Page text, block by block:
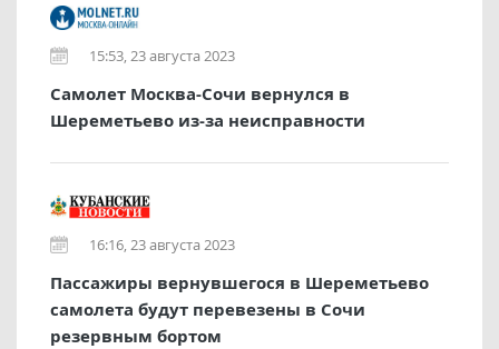
15:53, 23 августа 2023
Самолет Москва-Сочи вернулся в
Шереметьево из-за неисправности
16:16, 23 августа 2023
Пассажиры вернувшегося в Шереметьево
самолета будут перевезены в Сочи
резервным бортом